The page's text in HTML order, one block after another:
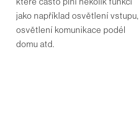
jako například osvětlení vstupu,
osvětlení komunikace podél
domu atd.